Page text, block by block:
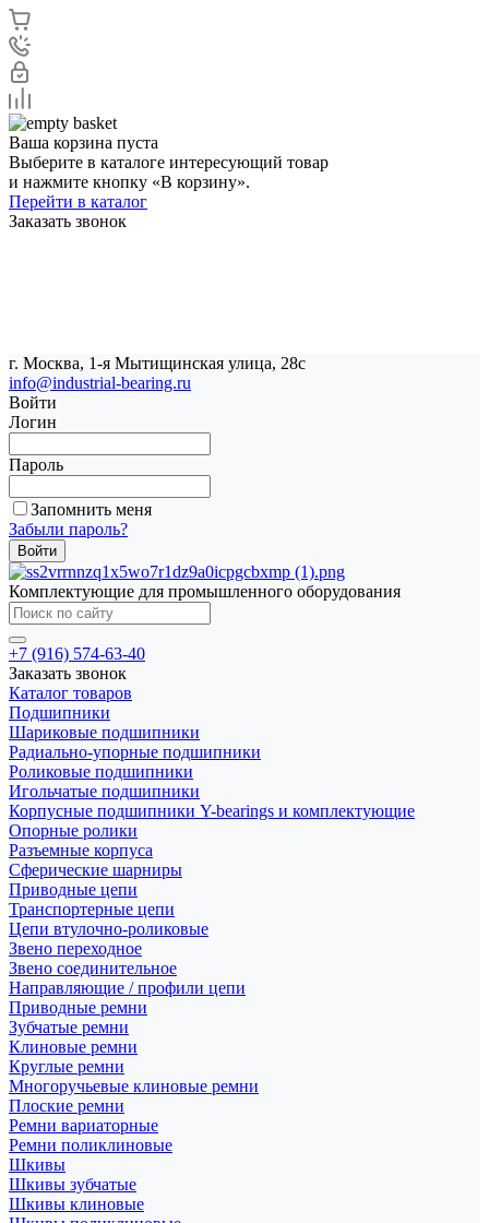
Ваша корзина пуста
Выберите в каталоге интересующий товар
и нажмите кнопку «В корзину».
Перейти в каталог
Заказать звонок
г. Москва, 1-я Мытищинская улица, 28с
info@industrial-bearing.ru
Войти
Логин
Пароль
Запомнить меня
Забыли пароль?
Комплектующие для промышленного оборудования
+7 (916) 574-63-40
Заказать звонок
Каталог товаров
Подшипники
Шариковые подшипники
Радиально-упорные подшипники
Роликовые подшипники
Игольчатые подшипники
Корпусные подшипники Y-bearings и комплектующие
Опорные ролики
Разъемные корпуса
Сферические шарниры
Приводные цепи
Транспортерные цепи
Цепи втулочно-роликовые
Звено переходное
Звено соединительное
Направляющие / профили цепи
Приводные ремни
Зубчатые ремни
Клиновые ремни
Круглые ремни
Многоручьевые клиновые ремни
Плоские ремни
Ремни вариаторные
Ремни поликлиновые
Шкивы
Шкивы зубчатые
Шкивы клиновые